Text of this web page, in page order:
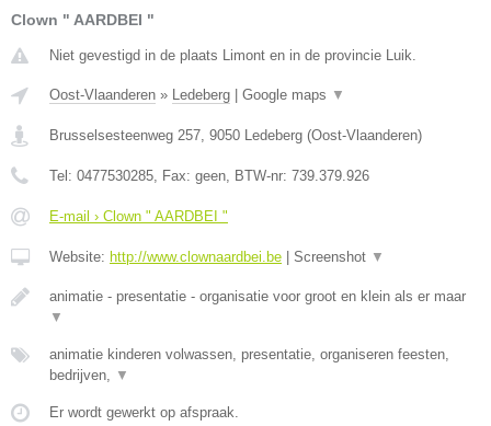
Clown " AARDBEI "
Niet gevestigd in de plaats Limont en in de provincie Luik.
Oost-Vlaanderen » Ledeberg Google maps ▼
Brusselsesteenweg 257, 9050 Ledeberg (Oost-Vlaanderen)
Tel: 0477530285, Fax: geen, BTW-nr: 739.379.926
E-mail › Clown " AARDBEI "
Website: http://www.clownaardbei.be Screenshot ▼
animatie - presentatie - organisatie voor groot en klein als er maar
▼
animatie kinderen volwassen, presentatie, organiseren feesten,
bedrijven, ▼
Er wordt gewerkt op afspraak.